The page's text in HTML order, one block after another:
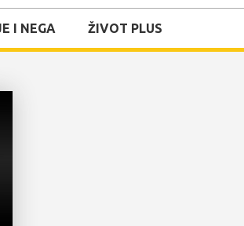
I NEGA ŽIVOT PLUS